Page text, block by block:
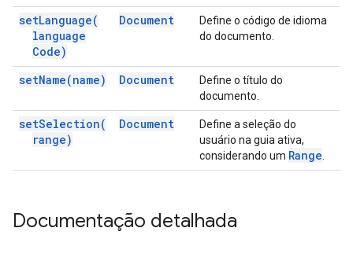
setLanguage(
language
Code)
Document
Define o código de idioma
do documento.
setName(name) Document
Define o título do
documento.
setSelection(
range)
Document
Define a seleção do
usuário na guia ativa,
considerando um Range
Documentação detalhada